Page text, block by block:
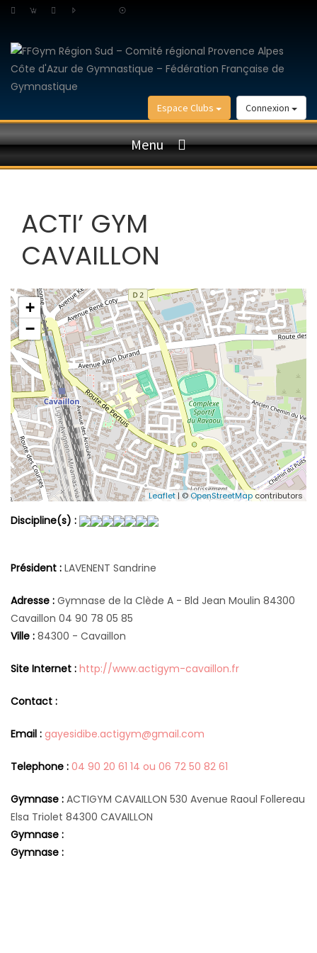
Connexion
Espace Clubs
Menu
ACTI’ GYM
CAVAILLON
+
−
Leaflet | © OpenStreetMap contributors
Discipline(s) :
Président : LAVENENT Sandrine
Adresse : Gymnase de la Clède A - Bld Jean Moulin 84300
Cavaillon 04 90 78 05 85
Ville : 84300 - Cavaillon
Site Internet : http://www.actigym-cavaillon.fr
Contact :
Email : gayesidibe.actigym@gmail.com
Telephone : 04 90 20 61 14 ou 06 72 50 82 61
Gymnase : ACTIGYM CAVAILLON 530 Avenue Raoul Follereau
Elsa Triolet 84300 CAVAILLON
Gymnase :
Gymnase :